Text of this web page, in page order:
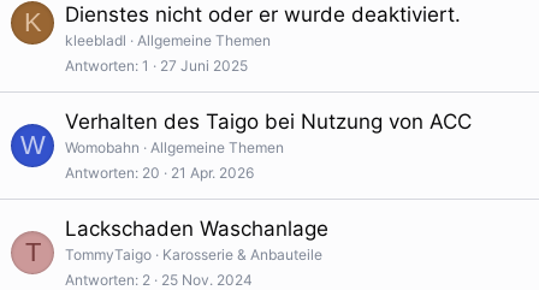
K
Dienstes nicht oder er wurde deaktiviert.
kleebladl
Allgemeine Themen
Antworten 1 27 Juni 2025
W
Verhalten des Taigo bei Nutzung von ACC
Womobahn
Allgemeine Themen
Antworten 20 21 Apr. 2026
T
Lackschaden Waschanlage
TommyTaigo
Karosserie & Anbauteile
Antworten 2 25 Nov. 2024